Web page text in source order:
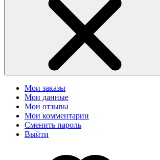
Мои заказы
Мои данные
Мои отзывы
Мои комментарии
Сменить пароль
Выйти